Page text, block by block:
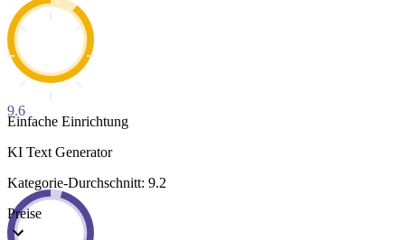
9.6
Einfache Einrichtung
KI Text Generator
Kategorie-Durchschnitt: 9.2
Preise